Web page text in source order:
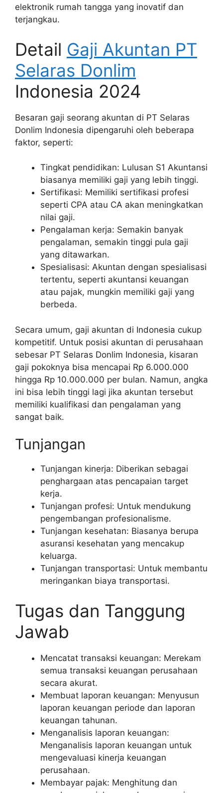
elektronik rumah tangga yang inovatif dan
terjangkau.
Detail Gaji Akuntan PT
Selaras Donlim
Indonesia 2024
Besaran gaji seorang akuntan di PT Selaras
Donlim Indonesia dipengaruhi oleh beberapa
faktor, seperti:
Tingkat pendidikan: Lulusan S1 Akuntansi
biasanya memiliki gaji yang lebih tinggi.
Sertifikasi: Memiliki sertifikasi profesi
seperti CPA atau CA akan meningkatkan
nilai gaji.
Pengalaman kerja: Semakin banyak
pengalaman, semakin tinggi pula gaji
yang ditawarkan.
Spesialisasi: Akuntan dengan spesialisasi
tertentu, seperti akuntansi keuangan
atau pajak, mungkin memiliki gaji yang
berbeda.
Secara umum, gaji akuntan di Indonesia cukup
kompetitif. Untuk posisi akuntan di perusahaan
sebesar PT Selaras Donlim Indonesia, kisaran
gaji pokoknya bisa mencapai Rp 6.000.000
hingga Rp 10.000.000 per bulan. Namun, angka
ini bisa lebih tinggi lagi jika akuntan tersebut
memiliki kualifikasi dan pengalaman yang
sangat baik.
Tunjangan
Tunjangan kinerja: Diberikan sebagai
penghargaan atas pencapaian target
kerja.
Tunjangan profesi: Untuk mendukung
pengembangan profesionalisme.
Tunjangan kesehatan: Biasanya berupa
asuransi kesehatan yang mencakup
keluarga.
Tunjangan transportasi: Untuk membantu
meringankan biaya transportasi.
Tugas dan Tanggung
Jawab
Mencatat transaksi keuangan: Merekam
semua transaksi keuangan perusahaan
secara akurat.
Membuat laporan keuangan: Menyusun
laporan keuangan periode dan laporan
keuangan tahunan.
Menganalisis laporan keuangan:
Menganalisis laporan keuangan untuk
mengevaluasi kinerja keuangan
perusahaan.
Membayar pajak: Menghitung dan